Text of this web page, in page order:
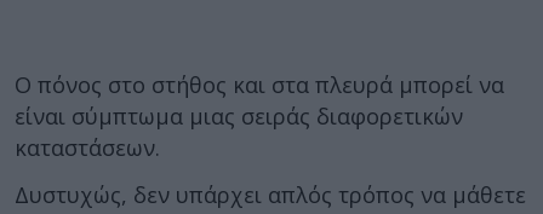
Ο πόνος στο στήθος και στα πλευρά μπορεί να
είναι σύμπτωμα μιας σειράς διαφορετικών
καταστάσεων.
Δυστυχώς, δεν υπάρχει απλός τρόπος να μάθετε